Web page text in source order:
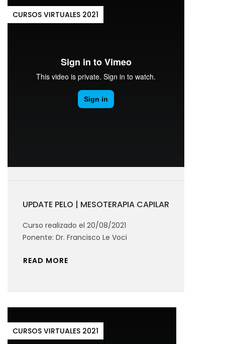
CURSOS VIRTUALES 2021
UPDATE PELO | MESOTERAPIA CAPILAR
Curso realizado el 20/08/2021
Ponente: Dr. Francisco Le Voci
READ MORE
CURSOS VIRTUALES 2021